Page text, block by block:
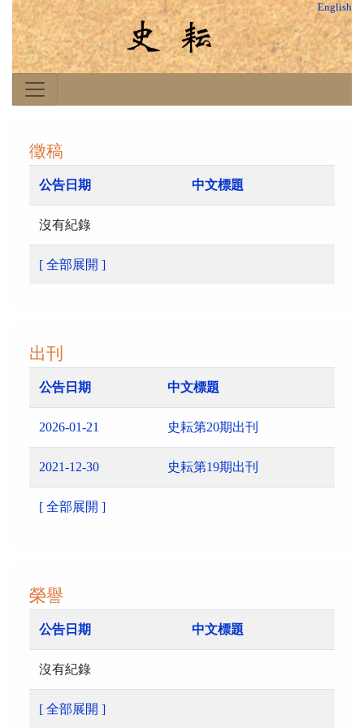
English
徵稿
公告日期 中文標題
沒有紀錄
[ 全部展開 ]
出刊
公告日期 中文標題
2026-01-21 史耘第20期出刊
2021-12-30 史耘第19期出刊
[ 全部展開 ]
榮譽
公告日期 中文標題
沒有紀錄
[ 全部展開 ]